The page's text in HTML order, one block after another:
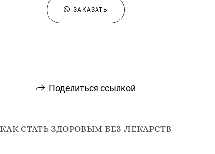
ЗАКАЗАТЬ
Поделиться ссылкой
КАК СТАТЬ ЗДОРОВЫМ БЕЗ ЛЕКАРСТВ